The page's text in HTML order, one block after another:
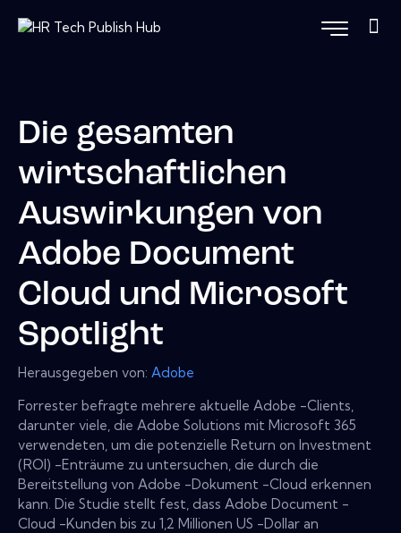
Die gesamten
wirtschaftlichen
Auswirkungen von
Adobe Document
Cloud und Microsoft
Spotlight
Herausgegeben von: Adobe
Forrester befragte mehrere aktuelle Adobe -Clients,
darunter viele, die Adobe Solutions mit Microsoft 365
verwendeten, um die potenzielle Return on Investment
(ROI) -Enträume zu untersuchen, die durch die
Bereitstellung von Adobe -Dokument -Cloud erkennen
kann. Die Studie stellt fest, dass Adobe Document -
Cloud -Kunden bis zu 1,2 Millionen US -Dollar an